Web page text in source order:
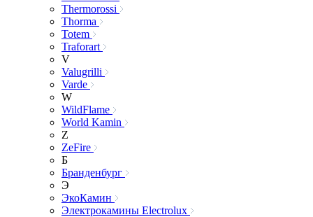
Thermorossi
Thorma
Totem
Traforart
V
Valugrilli
Varde
W
WildFlame
World Kamin
Z
ZeFire
Б
Бранденбург
Э
ЭкоКамин
Электрокамины Electrolux